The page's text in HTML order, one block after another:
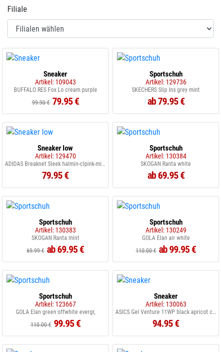
Filiale
Sneaker
Artikel: 109043
BUFFALO RES Fox Lo cream purple
99.90 € 79.95 €
Sportschuh
Artikel: 129736
SKECHERS Slip Ins grey mint
ab 79.95 €
Sneaker low
Artikel: 129470
ADIDAS Breaknet Sleek halmin-clpink-minton
79.95 €
Sportschuh
Artikel: 130384
SKOGAN Ranta white
ab 69.95 €
Sportschuh
Artikel: 130383
SKOGAN Ranta mint
69.99 € ab 69.95 €
Sportschuh
Artikel: 130249
GOLA Elan air white
110.00 € ab 99.95 €
Sportschuh
Artikel: 123667
GOLA Elan green offwhite evergr,
110.00 € 99.95 €
Sneaker
Artikel: 130063
ASICS Gel Venture 11WP black apricot crush
94.95 €